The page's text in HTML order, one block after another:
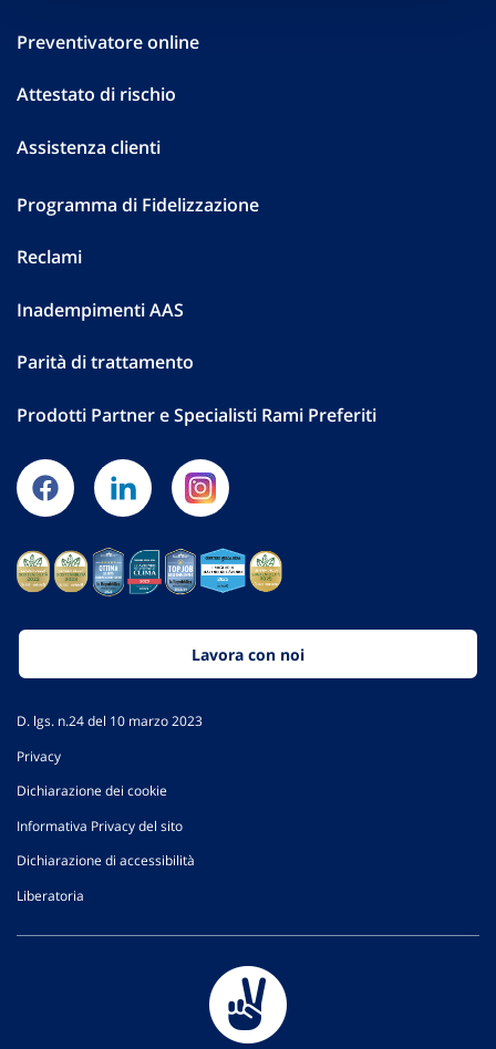
Preventivatore online
Attestato di rischio
Assistenza clienti
Programma di Fidelizzazione
Reclami
Inadempimenti AAS
Parità di trattamento
Prodotti Partner e Specialisti Rami Preferiti
Lavora con noi
D. lgs. n.24 del 10 marzo 2023
Privacy
Dichiarazione dei cookie
Informativa Privacy del sito
Dichiarazione di accessibilità
Liberatoria